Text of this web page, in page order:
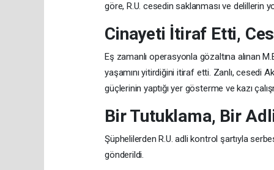
göre, R.U. cesedin saklanması ve delillerin
Cinayeti İtiraf Etti,
Eş zamanlı operasyonla gözaltına alınan
yaşamını yitirdiğini itiraf etti. Zanlı, cesedi
güçlerinin yaptığı yer gösterme ve kazı
Bir Tutuklama, Bir
Şüphelilerden R.U. adli kontrol şartıyla
gönderildi.